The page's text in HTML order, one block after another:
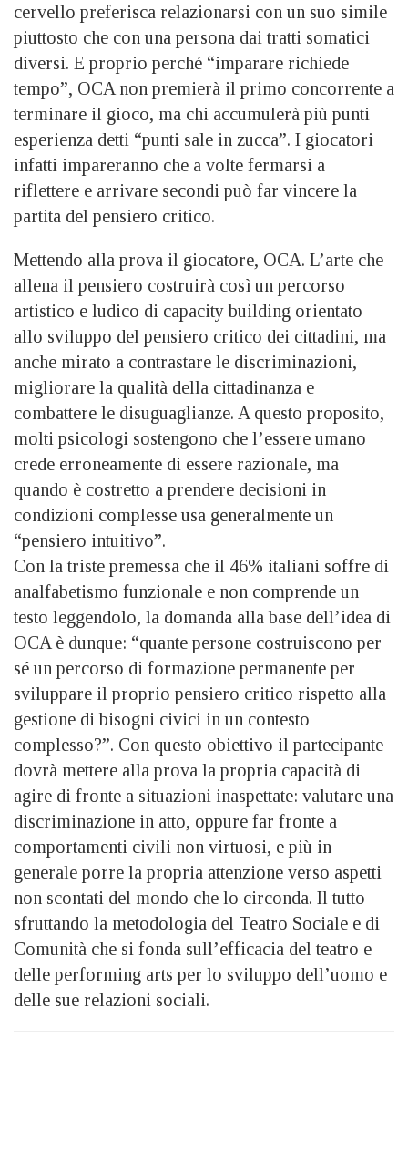
cervello preferisca relazionarsi con un suo simile
piuttosto che con una persona dai tratti somatici
diversi. E proprio perché “imparare richiede
tempo”, OCA non premierà il primo concorrente a
terminare il gioco, ma chi accumulerà più punti
esperienza detti “punti sale in zucca”. I giocatori
infatti impareranno che a volte fermarsi a
riflettere e arrivare secondi può far vincere la
partita del pensiero critico.
Mettendo alla prova il giocatore, OCA. L’arte che
allena il pensiero costruirà così un percorso
artistico e ludico di capacity building orientato
allo sviluppo del pensiero critico dei cittadini, ma
anche mirato a contrastare le discriminazioni,
migliorare la qualità della cittadinanza e
combattere le disuguaglianze. A questo proposito,
molti psicologi sostengono che l’essere umano
crede erroneamente di essere razionale, ma
quando è costretto a prendere decisioni in
condizioni complesse usa generalmente un
“pensiero intuitivo”.
Con la triste premessa che il 46% italiani soffre di
analfabetismo funzionale e non comprende un
testo leggendolo, la domanda alla base dell’idea di
OCA è dunque: “quante persone costruiscono per
sé un percorso di formazione permanente per
sviluppare il proprio pensiero critico rispetto alla
gestione di bisogni civici in un contesto
complesso?”. Con questo obiettivo il partecipante
dovrà mettere alla prova la propria capacità di
agire di fronte a situazioni inaspettate: valutare una
discriminazione in atto, oppure far fronte a
comportamenti civili non virtuosi, e più in
generale porre la propria attenzione verso aspetti
non scontati del mondo che lo circonda. Il tutto
sfruttando la metodologia del Teatro Sociale e di
Comunità che si fonda sull’efficacia del teatro e
delle performing arts per lo sviluppo dell’uomo e
delle sue relazioni sociali.